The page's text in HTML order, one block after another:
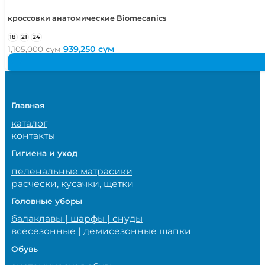
кроссовки анатомические Biomecanics
18 21 24
1,105,000сум Первоначальная
цена
1,105,000 сум.
939,250сум
цена:
Главная
каталог
контакты
Гигиена и уход
пеленальные матрасики
расчески, кусачки, щетки
Головные уборы
балаклавы | шарфы | снуды
всесезонные | демисезонные шапки
Обувь